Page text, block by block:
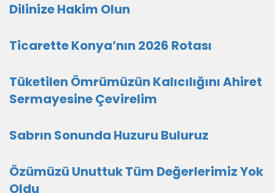
Dilinize Hakim Olun
Ticarette Konya’nın 2026 Rotası
Tüketilen Ömrümüzün Kalıcılığını Ahiret
Sermayesine Çevirelim
Sabrın Sonunda Huzuru Buluruz
Özümüzü Unuttuk Tüm Değerlerimiz Yok
Oldu